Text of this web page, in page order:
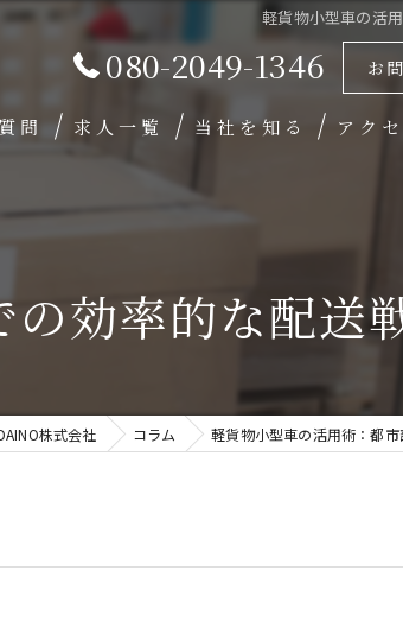
軽貨物小型車の活
080-2049-1346 お
問 求人一覧 当社を知る
高収入
学歴不問
アク
効率的な配送
株式会社 コラム 軽貨物小型車の活用術：都